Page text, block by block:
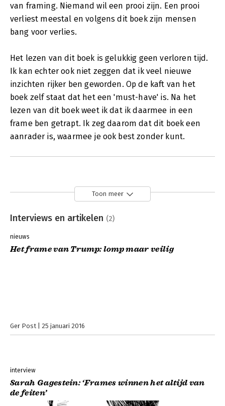
van framing. Niemand wil een prooi zijn. Een prooi
verliest meestal en volgens dit boek zijn mensen
bang voor verlies.
Het lezen van dit boek is gelukkig geen verloren tijd.
Ik kan echter ook niet zeggen dat ik veel nieuwe
inzichten rijker ben geworden. Op de kaft van het
boek zelf staat dat het een 'must-have' is. Na het
lezen van dit boek weet ik dat ik daarmee in een
frame ben getrapt. Ik zeg daarom dat dit boek een
aanrader is, waarmee je ook best zonder kunt.
Toon meer
Interviews en artikelen (2)
nieuws
Het frame van Trump: lomp maar veilig
Ger Post 25 januari 2016
interview
Sarah Gagestein: ‘Frames winnen het altijd van
de feiten’